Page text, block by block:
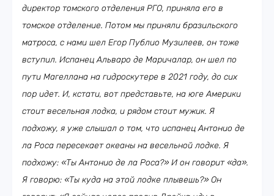
директор томского отделения РГО, приняла его в
томское отделение. Потом мы приняли бразильского
матроса, с нами шел Егор Публио Музилеев, он тоже
вступил. Испанец Альваро де Маричалар, он шел по
пути Магеллана на гидроскутере в 2021 году, до сих
пор идет. И, кстати, вот представьте, на юге Америки
стоит весельная лодка, и рядом стоит мужик. Я
подхожу, я уже слышал о том, что испанец Антонио де
ла Роса пересекает океаны на весельной лодке. Я
подхожу: «Ты Антонио де ла Роса?» И он говорит «да».
Я говорю: «Ты куда на этой лодке плывешь?» Он